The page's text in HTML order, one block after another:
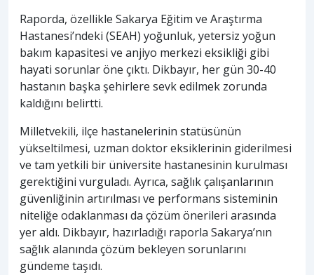
Raporda, özellikle Sakarya Eğitim ve Araştırma
Hastanesi’ndeki (SEAH) yoğunluk, yetersiz yoğun
bakım kapasitesi ve anjiyo merkezi eksikliği gibi
hayati sorunlar öne çıktı. Dikbayır, her gün 30-40
hastanın başka şehirlere sevk edilmek zorunda
kaldığını belirtti.
Milletvekili, ilçe hastanelerinin statüsünün
yükseltilmesi, uzman doktor eksiklerinin giderilmesi
ve tam yetkili bir üniversite hastanesinin kurulması
gerektiğini vurguladı. Ayrıca, sağlık çalışanlarının
güvenliğinin artırılması ve performans sisteminin
niteliğe odaklanması da çözüm önerileri arasında
yer aldı. Dikbayır, hazırladığı raporla Sakarya’nın
sağlık alanında çözüm bekleyen sorunlarını
gündeme taşıdı.